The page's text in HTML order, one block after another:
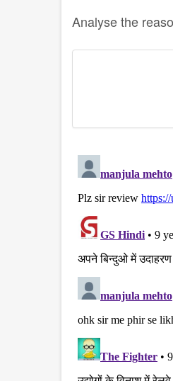
Analyse the